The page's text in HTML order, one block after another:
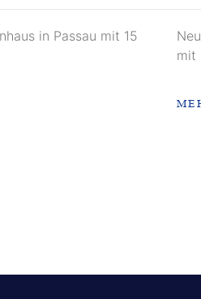
in Passau mit 15
mit